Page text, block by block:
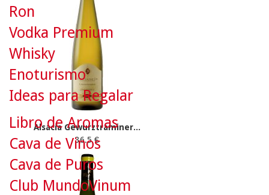
Alsacia Gewurztraminer...
36.5 €
Ron
Vodka Premium
Whisky
Enoturismo
Ideas para Regalar
Libro de Aromas
Cava de Vinos
Cava de Puros
Club MundoVinum